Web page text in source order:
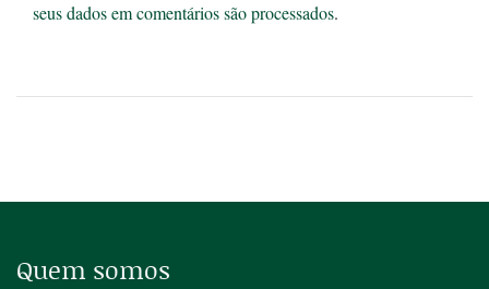
seus dados em comentários são processados.
Quem somos